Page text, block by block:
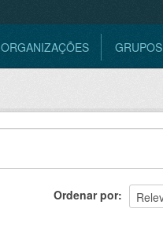
ORGANIZAÇÕES GRUPOS
Ordenar por